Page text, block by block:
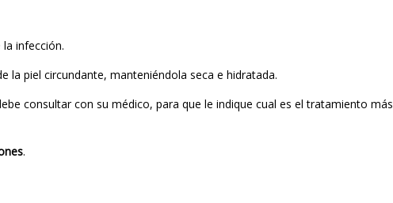
infección.
la piel circundante, manteniéndola seca e hidratada.
consultar con su médico, para que le indique cual es el tratamiento
.